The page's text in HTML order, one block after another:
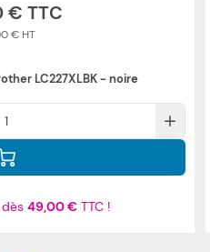
€
€
LC227XLBK - noire
49,00 €TTC !